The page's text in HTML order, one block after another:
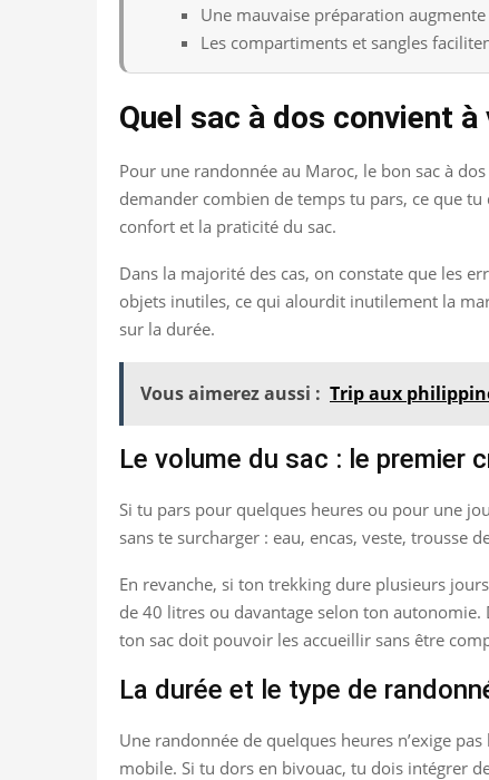
Une mauvaise préparation
Les compartiments et sangles
Quel sac à dos convient
Pour une randonnée au Maroc, le bon sac à
demander combien de temps tu pars, ce que
confort et la praticité du sac.
Dans la majorité des cas, on constate que les
objets inutiles, ce qui alourdit inutilement la
sur la durée.
Vous aimerez aussi : Trip aux
Le volume du sac : le premier
Si tu pars pour quelques heures ou pour une
sans te surcharger : eau, encas, veste, trousse
En revanche, si ton trekking dure plusieurs
de 40 litres ou davantage selon ton
ton sac doit pouvoir les accueillir sans être
La durée et le type de
Une randonnée de quelques heures n’exige
mobile. Si tu dors en bivouac, tu dois intégrer